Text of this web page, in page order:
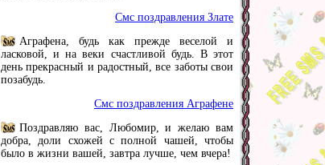
Смс поздравления Злате
Аграфена, будь как прежде веселой и
ласковой, и на веки счастливой будь. В этот
день прекрасный и радостный, все заботы свои
позабудь.
Смс поздравления Аграфене
Поздравляю вас, Любомир, и желаю вам
добра, доли схожей с полной чашей, чтобы
было в жизни вашей, завтра лучше, чем вчера!